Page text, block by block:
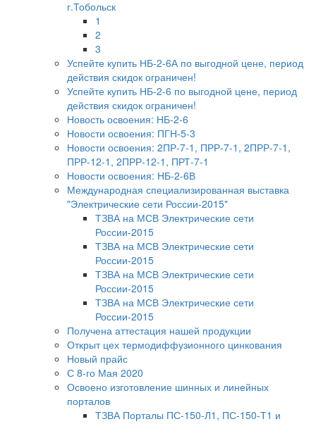
г.Тобольск
1
2
3
Успейте купить НБ-2-6А по выгодной цене, период
действия скидок ограничен!
Успейте купить НБ-2-6 по выгодной цене, период
действия скидок ограничен!
Новость освоения: НБ-2-6
Новости освоения: ПГН-5-3
Новости освоения: 2ПР-7-1, ПРР-7-1, 2ПРР-7-1,
ПРР-12-1, 2ПРР-12-1, ПРТ-7-1
Новости освоения: НБ-2-6В
Международная специализированная выставка
"Электрические сети России-2015"
ТЗВА на МСВ Электрические сети
России-2015
ТЗВА на МСВ Электрические сети
России-2015
ТЗВА на МСВ Электрические сети
России-2015
ТЗВА на МСВ Электрические сети
России-2015
Получена аттестация нашей продукции
Открыт цех термодиффузионного цинкования
Новый прайс
С 8-го Мая 2020
Освоено изготовление шинных и линейных
порталов
ТЗВА Порталы ПС-150-Л1, ПС-150-Т1 и